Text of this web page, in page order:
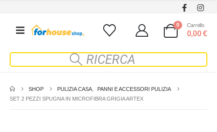
0 Carrello
0,00€
SHOP PULIZIA CASA,
PANNI E ACCESSORI PULIZIA
SET 2 PEZZI SPUGNA IN MICROFIBRA GRIGIA ARTEX